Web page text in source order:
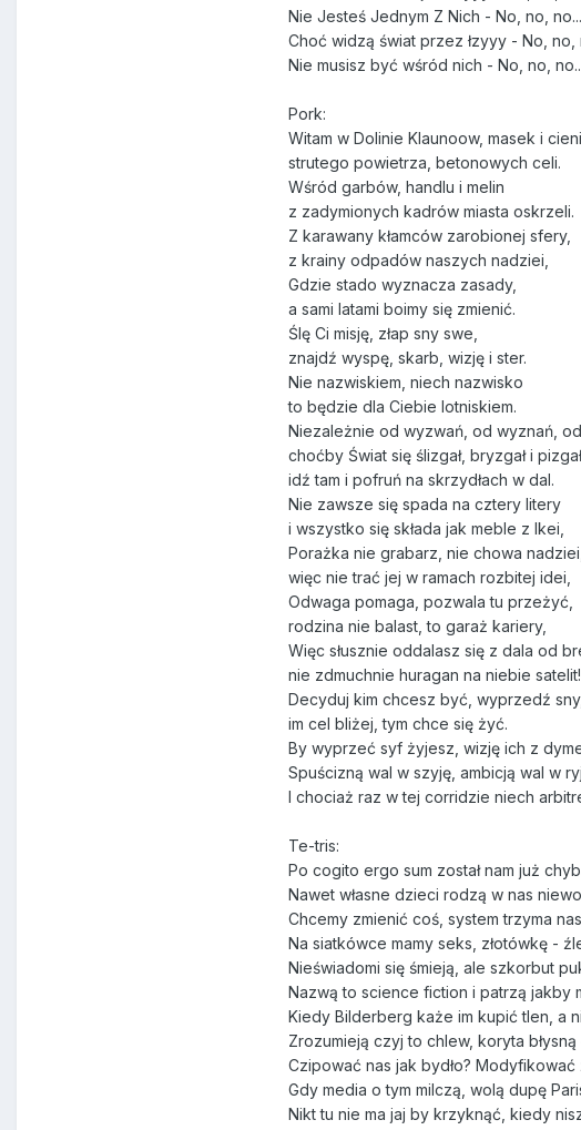
Nie Jesteś Jednym Z Nich - No, no, no...
Choć widzą świat przez łzyyy - No, no,
Nie musisz być wśród nich - No, no,
Pork:
Witam w Dolinie Klaunoow, masek i
strutego powietrza, betonowych celi.
Wśród garbów, handlu i melin
z zadymionych kadrów miasta oskrzeli.
Z karawany kłamców zarobionej sfery,
z krainy odpadów naszych nadziei,
Gdzie stado wyznacza zasady,
a sami latami boimy się zmienić.
Ślę Ci misję, złap sny swe,
znajdź wyspę, skarb, wizję i ster.
Nie nazwiskiem, niech nazwisko
to będzie dla Ciebie lotniskiem.
Niezależnie od wyzwań, od wyznań,
choćby Świat się ślizgał, bryzgał i
idź tam i pofruń na skrzydłach w dal.
Nie zawsze się spada na cztery litery
i wszystko się składa jak meble z Ikei,
Porażka nie grabarz, nie chowa
więc nie trać jej w ramach rozbitej idei,
Odwaga pomaga, pozwala tu przeżyć,
rodzina nie balast, to garaż kariery,
Więc słusznie oddalasz się z dala od
nie zdmuchnie huragan na niebie satelit!
Decyduj kim chcesz być, wyprzedź
im cel bliżej, tym chce się żyć.
By wyprzeć syf żyjesz, wizję ich z
Spuścizną wal w szyję, ambicją wal w ryj
I chociaż raz w tej corridzie niech
Te-tris:
Po cogito ergo sum został nam już
Nawet własne dzieci rodzą w nas
Chcemy zmienić coś, system trzyma
Na siatkówce mamy seks, złotówkę -
Nieświadomi się śmieją, ale szkorbut
Nazwą to science fiction i patrzą jakby
Kiedy Bilderberg każe im kupić tlen, a
Zrozumieją czyj to chlew, koryta błysną
Czipować nas jak bydło? Modyfikować
Gdy media o tym milczą, wolą dupę
Nikt tu nie ma jaj by krzyknąć, kiedy